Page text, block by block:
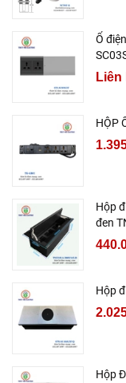
Ổ
Liên
HỘP
Hộp
đen
Hộp
Hộp